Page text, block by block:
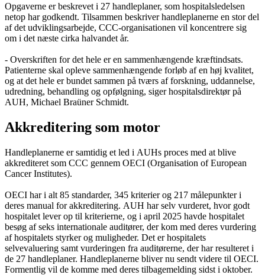
Opgaverne er beskrevet i 27 handleplaner, som hospitalsledelsen
netop har godkendt. Tilsammen beskriver handleplanerne en stor del
af det udviklingsarbejde, CCC-organisationen vil koncentrere sig
om i det næste cirka halvandet år.
- Overskriften for det hele er en sammenhængende kræftindsats.
Patienterne skal opleve sammenhængende forløb af en høj kvalitet,
og at det hele er bundet sammen på tværs af forskning, uddannelse,
udredning, behandling og opfølgning, siger hospitalsdirektør på
AUH, Michael Braüner Schmidt.
Akkreditering som motor
Handleplanerne er samtidig et led i AUHs proces med at blive
akkrediteret som CCC gennem OECI (Organisation of European
Cancer Institutes).
OECI har i alt 85 standarder, 345 kriterier og 217 målepunkter i
deres manual for akkreditering. AUH har selv vurderet, hvor godt
hospitalet lever op til kriterierne, og i april 2025 havde hospitalet
besøg af seks internationale auditører, der kom med deres vurdering
af hospitalets styrker og muligheder. Det er hospitalets
selvevaluering samt vurderingen fra auditørerne, der har resulteret i
de 27 handleplaner. Handleplanerne bliver nu sendt videre til OECI.
Formentlig vil de komme med deres tilbagemelding sidst i oktober.